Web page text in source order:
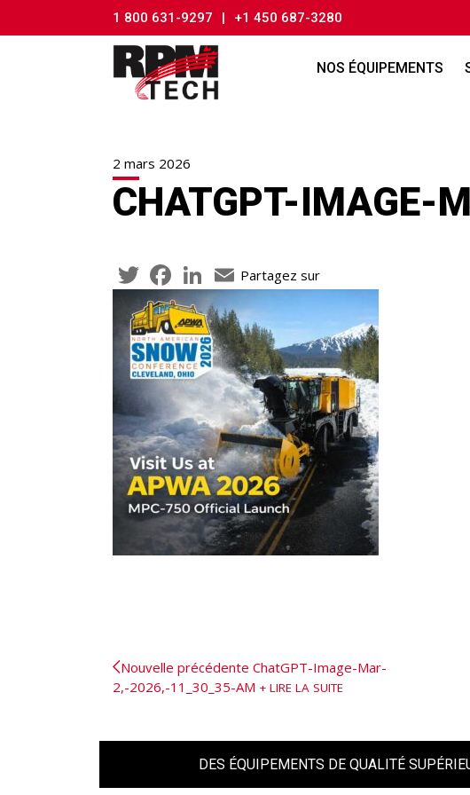
1 800 631-9297 | +1 450 687-3280
NOS ÉQUIPEMENTS
2 mars 2026
CHATGPT-IMAGE-
Partagez sur
TwitterFacebookLinkedInEmail
Nouvelle précédente ChatGPT-Image-Mar-
2,-2026,-11_30_35-AM
LIRE LA SUITE
DES ÉQUIPEMENTS DE QUALITÉ